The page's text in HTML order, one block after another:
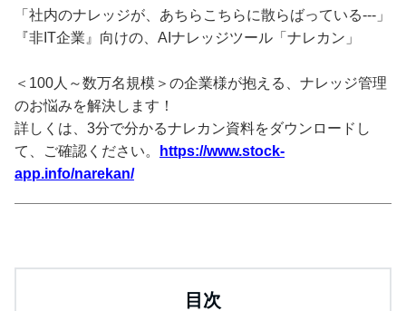
「社内のナレッジが、あちらこちらに散らばっている---」
『非IT企業』向けの、AIナレッジツール「ナレカン」
＜100人～数万名規模＞の企業様が抱える、ナレッジ管理
のお悩みを解決します！
詳しくは、3分で分かるナレカン資料をダウンロードし
て、ご確認ください。
https://www.stock-
app.info/narekan/
目次